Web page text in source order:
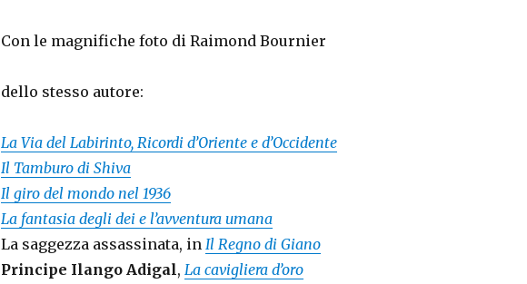
Con le magnifiche foto di Raimond Bournier
dello stesso autore:
La Via del Labirinto, Ricordi d’Oriente e d’Occidente
Il Tamburo di Shiva
Il giro del mondo nel 1936
La fantasia degli dei e l’avventura umana
La saggezza assassinata, in Il Regno di Giano
Principe Ilango Adigal, La cavigliera d’oro